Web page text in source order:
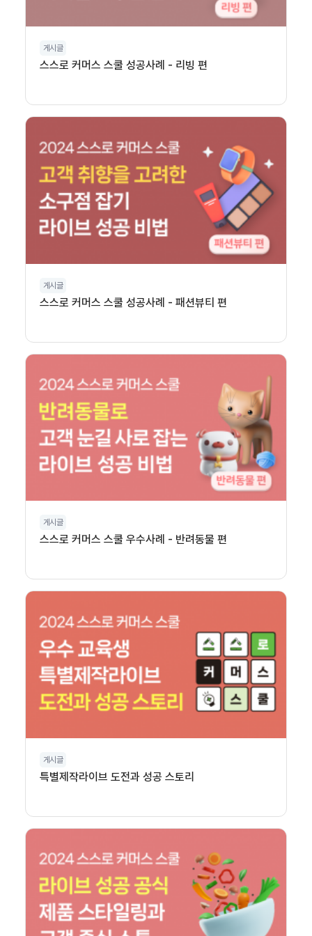
게시글
스스로 커머스 스쿨 성공사례 - 리빙 편
게시글
스스로 커머스 스쿨 성공사례 - 패션뷰티 편
게시글
스스로 커머스 스쿨 우수사례 - 반려동물 편
게시글
특별제작라이브 도전과 성공 스토리